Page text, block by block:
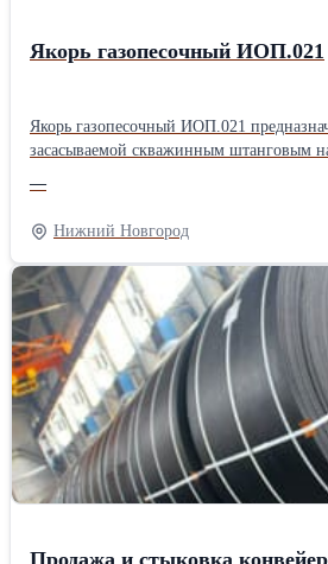
Якорь газопесочный ИОП.021
Якорь газопесочный ИОП.021
засасываемой скважинным штанговым
корпуса, нижнего корпуса, патрубка,
внутренней трубы и пробки. Все детали
внутренней трубы имеют резьбы
2,54 мм. Для забора рабочей среды из
верхний корпус имеет 88 отверстий
диаметр эксплуатационной
габаритные размеры: длина 16058 мм,
22,2 кг; - рабочий диапазон пропускной
сут.
—
Нижний Новгород
Продажа и стыковка